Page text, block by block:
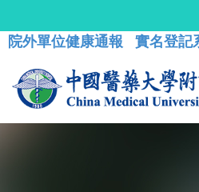
院外單位健康通報 實名登記